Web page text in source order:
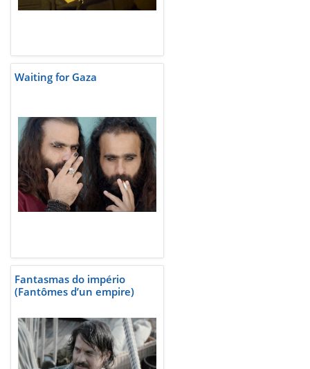
Waiting for Gaza
Fantasmas do império
(Fantômes d’un empire)